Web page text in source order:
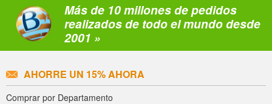
Más de 10 millones de pedidos
realizados de todo el mundo desde
2001 »
AHORRE UN 15% AHORA
Comprar por Departamento